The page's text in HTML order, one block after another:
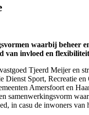
waarbij
van invloed en
Tjeerd Meijer en
Dienst Sport, Recreatie
Amersfoort en
samenwerkingsvorm
in casu de inwoners